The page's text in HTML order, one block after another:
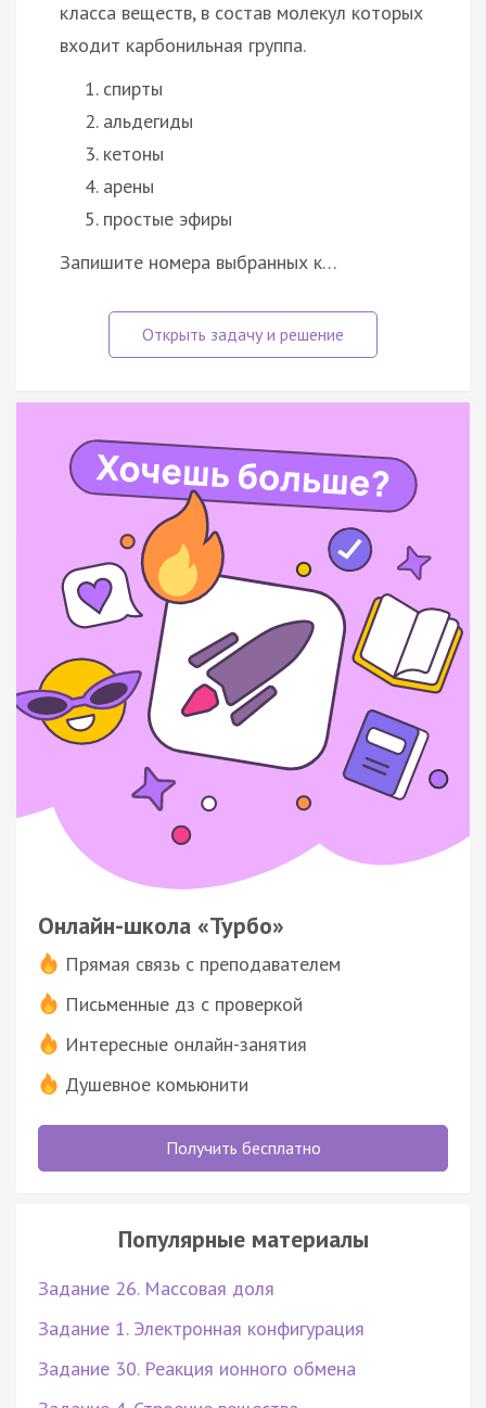
класса веществ, в состав молекул которых
входит карбонильная группа.
спирты
альдегиды
кетоны
арены
простые эфиры
Запишите номера выбранных к…
Онлайн-школа «Турбо»
Прямая связь с преподавателем
Письменные дз с проверкой
Интересные онлайн-занятия
Душевное комьюнити
Получить бесплатно
Популярные материалы
Задание 26. Массовая доля
Задание 1. Электронная конфигурация
Задание 30. Реакция ионного обмена